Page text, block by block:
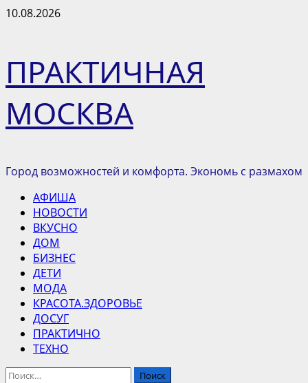
Перейти
10.08.2026
ПРАКТИЧНАЯ
МОСКВА
Город возможностей и комфорта. Экономь с размахом
Основное
меню
АФИША
НОВОСТИ
ВКУСНО
ДОМ
БИЗНЕС
ДЕТИ
МОДА
КРАСОТА.ЗДОРОВЬЕ
ДОСУГ
ПРАКТИЧНО
ТЕХНО
Найти: